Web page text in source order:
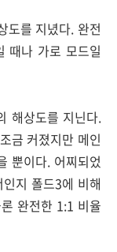
를 지녔다. 완전
때나 가로 모드일
해상도를 지닌다.
금 커졌지만 메인
뿐이다. 어찌되었
지 폴드3에 비해
완전한 1:1 비율